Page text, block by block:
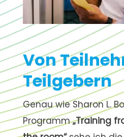
Von
Teilgebern
Genau wie Sharon L.
Programm„Training